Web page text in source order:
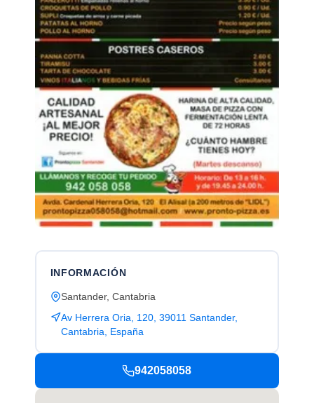
INFORMACIÓN
Santander, Cantabria
Av Herrera Oria, 120, 39011 Santander,
Cantabria, España
942058058